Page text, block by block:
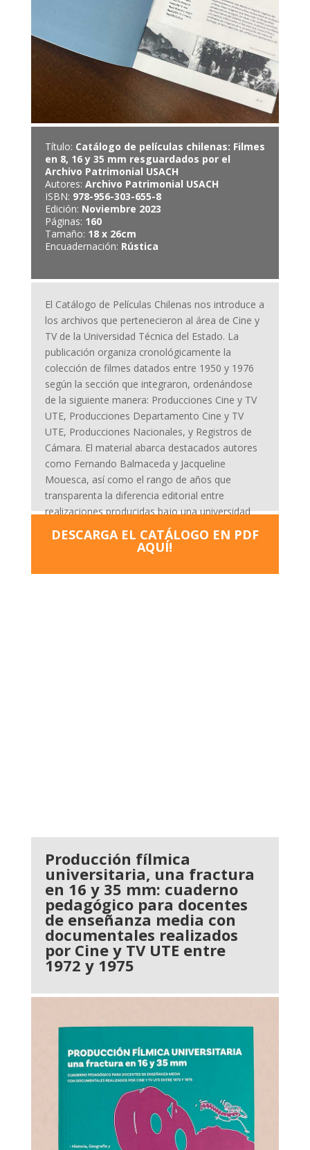
Título: Catálogo de películas chilenas: Filmes
en 8, 16 y 35 mm resguardados por el
Archivo Patrimonial USACH
Autores: Archivo Patrimonial USACH
ISBN: 978-956-303-655-8
Edición: Noviembre 2023
Páginas: 160
Tamaño: 18 x 26cm
Encuadernación: Rústica
El Catálogo de Películas Chilenas nos introduce a
los archivos que pertenecieron al área de Cine y
TV de la Universidad Técnica del Estado. La
publicación organiza cronológicamente la
colección de filmes datados entre 1950 y 1976
según la sección que integraron, ordenándose
de la siguiente manera: Producciones Cine y TV
UTE, Producciones Departamento Cine y TV
UTE, Producciones Nacionales, y Registros de
Cámara. El material abarca destacados autores
como Fernando Balmaceda y Jacqueline
Mouesca, así como el rango de años que
transparenta la diferencia editorial entre
realizaciones producidas bajo una universidad
democrática y una intervenida por la dictadura.
DESCARGA EL CATÁLOGO EN PDF
AQUÍ!
Producción fílmica
universitaria, una fractura
en 16 y 35 mm: cuaderno
pedagógico para docentes
de enseñanza media con
documentales realizados
por Cine y TV UTE entre
1972 y 1975